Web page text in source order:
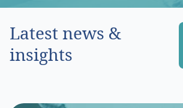
Latest news &
insights